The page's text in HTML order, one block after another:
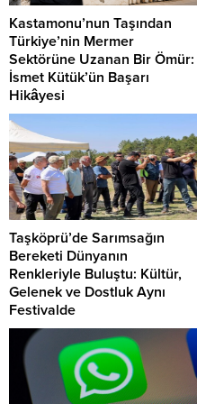
Kastamonu’nun Taşından
Türkiye’nin Mermer
Sektörüne Uzanan Bir Ömür:
İsmet Kütük’ün Başarı
Hikâyesi
Taşköprü’de Sarımsağın
Bereketi Dünyanın
Renkleriyle Buluştu: Kültür,
Gelenek ve Dostluk Aynı
Festivalde